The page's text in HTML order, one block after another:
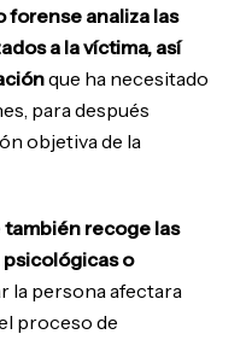
forense analiza las
a la víctima, así
que ha necesitado
para después
objetiva de la
también recoge las
o
la persona afectara
proceso de